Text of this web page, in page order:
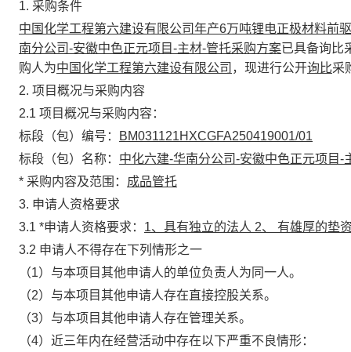
1. 采购条件
中国化学工程第六建设有限公司年产6万吨锂电正极材料前
南分公司-安徽中色正元项目-主材-管托采购方案已具备询比
购人为中国化学工程第六建设有限公司 ，现进行公开询比采
2. 项目概况与采购内容
2.1 项目概况与采购内容：
标段（包）编号：
BM031121HXCGFA250419001/01
标段（包）名称： 中化六建-华南分公司-安徽中色正元项目-
* 采购内容及范围： 成品管托
3. 申请人资格要求
3.1 *申请人资格要求： 1、具有独立的法人 2、 有雄厚的垫
3.2 申请人不得存在下列情形之一
（1）与本项目其他申请人的单位负责人为同一人。
（2）与本项目其他申请人存在直接控股关系。
（3）与本项目其他申请人存在管理关系。
（4）近三年内在经营活动中存在以下严重不良情形：